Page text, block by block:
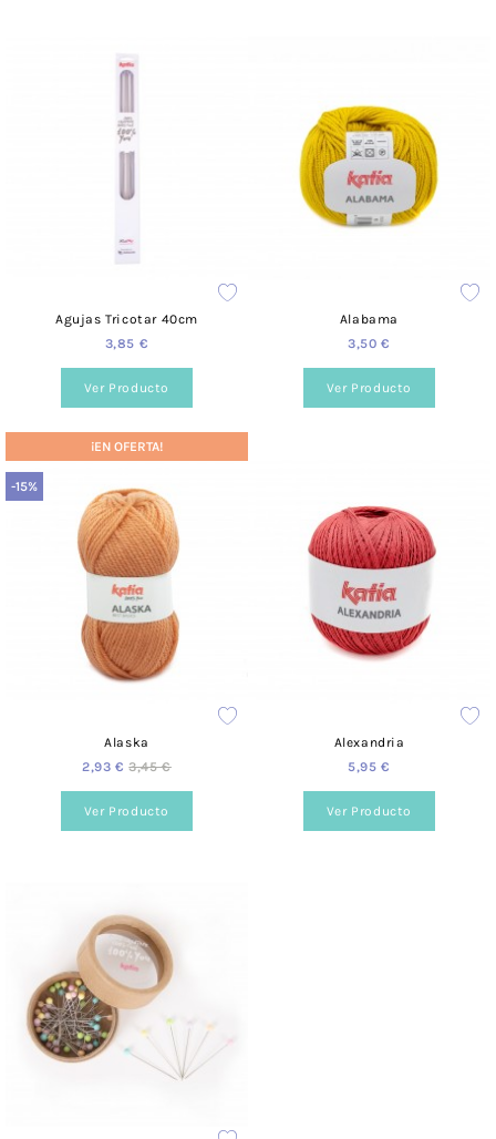
Agujas Tricotar 40cm
3,85 €
Ver Producto
Alabama
3,50 €
Ver Producto
Alaska
¡EN OFERTA!
-15%
2,93 € 3,45 €
Ver Producto
Alexandria
5,95 €
Ver Producto